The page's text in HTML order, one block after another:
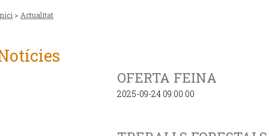
> Actualitat
OFERTA FEINA
2025-09-24 09:00:00